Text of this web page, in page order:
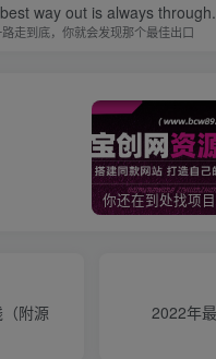
way out is always through.
走到底，你就会发现那个最佳出口
附源
2022年